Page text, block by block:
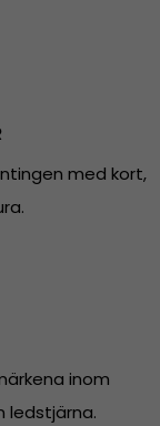
med kort,
inom
ledstjärna.